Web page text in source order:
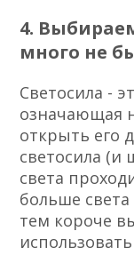
4.
много не
Светосила -
означающая
открыть его
светосила (и
света
больше
тем короче